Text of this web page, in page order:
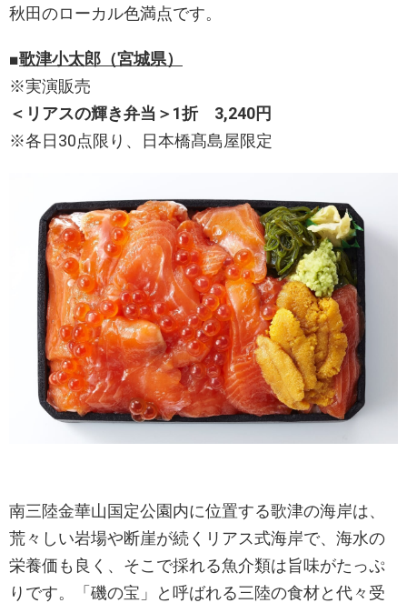
秋田のローカル色満点です。
■歌津小太郎（宮城県）
※実演販売
＜リアスの輝き弁当＞1折 3,240円
※各日30点限り、日本橋髙島屋限定
南三陸金華山国定公園内に位置する歌津の海岸は、
荒々しい岩場や断崖が続くリアス式海岸で、海水の
栄養価も良く、そこで採れる魚介類は旨味がたっぷ
りです。「磯の宝」と呼ばれる三陸の食材と代々受